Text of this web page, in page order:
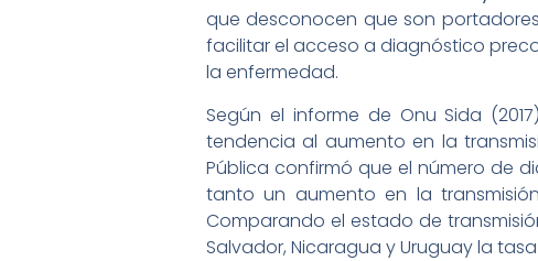
que desconocen que son
facilitar el acceso a diagnóstico
la enfermedad.
Según el informe de Onu Sida
tendencia al aumento en la
Pública confirmó que el número de
tanto un aumento en la
Comparando el estado de
Salvador, Nicaragua y Uruguay la